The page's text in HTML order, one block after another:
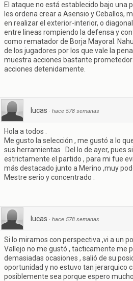
El ataque no está establecido bajo una
les ordena crear a Asensio y Ceballos,
en realizar el exterior-interior, o
entre lineas rompiendo la defensa y
como rematador de Borja Mayoral.
de los jugadores por los que vale la
muestra acciones bastante
acciones detenidamente.
lucas · hace 578 semanas
Hola a todos .
Me gusto la selección , me gustó a lo
sus herramientas . Del lo de ayer, pues
estrictamente el partido , para mi fue
más destacado junto a Merino ,muy
Mestre serio y concentrado .
lucas · hace 578 semanas
Si lo miramos con perspectiva ,vi a un
Vallejo no me gustó , tacticamente me
demasiadas ocasiones , salió de su
oportunidad y no estuvo tan jerarquico
posiblemente sea porque espero